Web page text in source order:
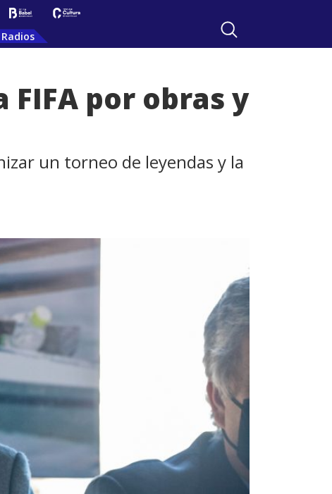
Radios
por obras y
un torneo de leyendas y la